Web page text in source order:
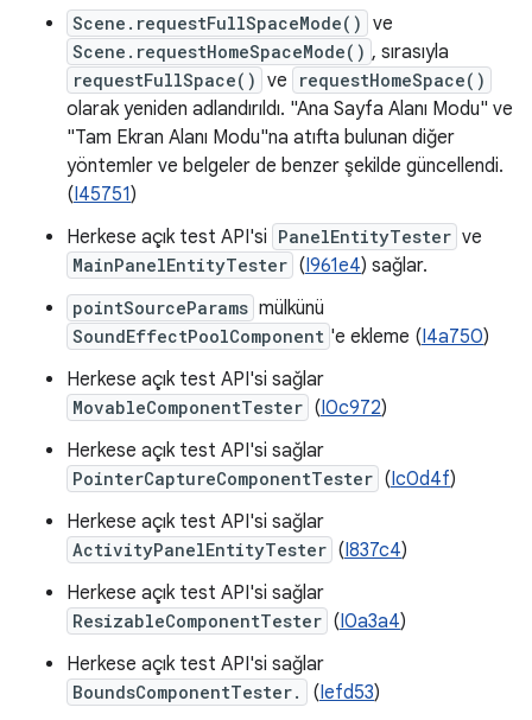
Scene.requestFullSpaceMode() ve
Scene.requestHomeSpaceMode() , sırasıyla
requestFullSpace() ve requestHomeSpace()
olarak yeniden adlandırıldı. "Ana Sayfa Alanı Modu" ve
"Tam Ekran Alanı Modu"na atıfta bulunan diğer
yöntemler ve belgeler de benzer şekilde güncellendi.
(I45751)
Herkese açık test API'si PanelEntityTester ve
MainPanelEntityTester (I961e4) sağlar.
pointSourceParams mülkünü
SoundEffectPoolComponent 'e ekleme (I4a750)
Herkese açık test API'si sağlar
MovableComponentTester (I0c972)
Herkese açık test API'si sağlar
PointerCaptureComponentTester (Ic0d4f)
Herkese açık test API'si sağlar
ActivityPanelEntityTester (I837c4)
Herkese açık test API'si sağlar
ResizableComponentTester (I0a3a4)
Herkese açık test API'si sağlar
BoundsComponentTester. (Iefd53)